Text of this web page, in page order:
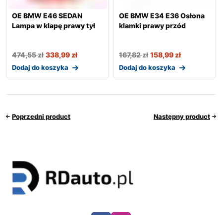
OE BMW E46 SEDAN
Lampa w klapę prawy tył
474,55zł 338,99zł
Dodaj do koszyka
OE BMW E34 E36 Osłona
klamki prawy przód
167,82zł 158,99zł
Dodaj do koszyka
Poprzedni product Następny product